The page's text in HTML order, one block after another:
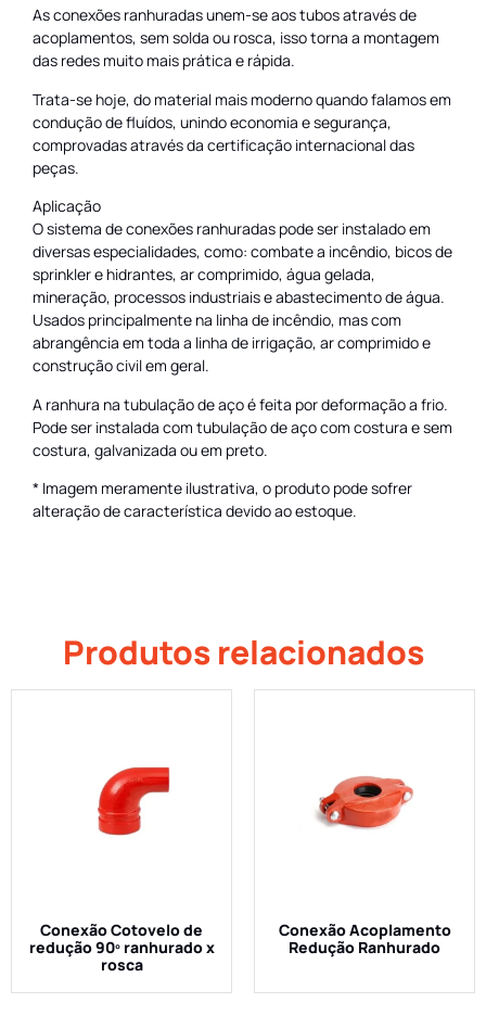
As conexões ranhuradas unem-se aos tubos através de
acoplamentos, sem solda ou rosca, isso torna a montagem
das redes muito mais prática e rápida.
Trata-se hoje, do material mais moderno quando falamos em
condução de fluídos, unindo economia e segurança,
comprovadas através da certificação internacional das
peças.
Aplicação
O sistema de conexões ranhuradas pode ser instalado em
diversas especialidades, como: combate a incêndio, bicos de
sprinkler e hidrantes, ar comprimido, água gelada,
mineração, processos industriais e abastecimento de água.
Usados principalmente na linha de incêndio, mas com
abrangência em toda a linha de irrigação, ar comprimido e
construção civil em geral.
A ranhura na tubulação de aço é feita por deformação a frio.
Pode ser instalada com tubulação de aço com costura e sem
costura, galvanizada ou em preto.
* Imagem meramente ilustrativa, o produto pode sofrer
alteração de característica devido ao estoque.
Produtos relacionados
Conexão Cotovelo de
redução 90º ranhurado x
rosca
Conexão Acoplamento
Redução Ranhurado